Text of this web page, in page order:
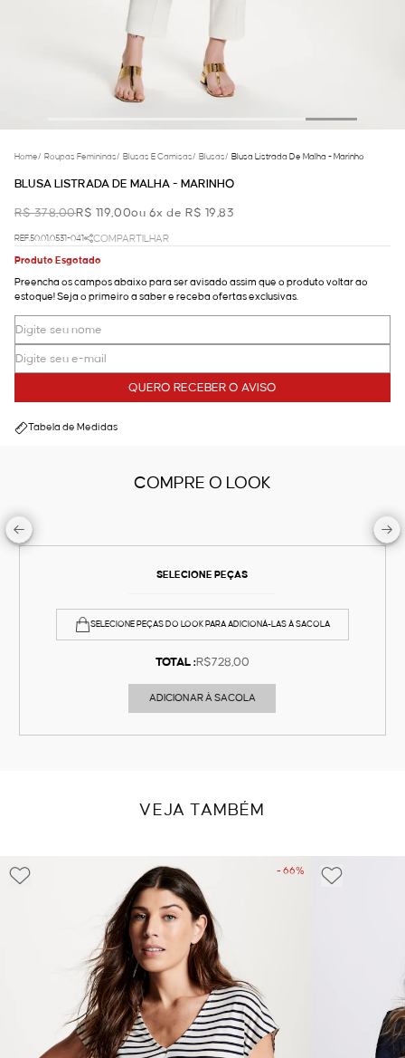
Home/ Roupas Femininas/ Blusas E Camisas/ Blusas/ Blusa Listrada De Malha - Marinho
BLUSA LISTRADA DE MALHA - MARINHO
R$ 378,00R$ 119,00ou 6x de R$ 19,83
REF.50.01.0531-041
COMPARTILHAR
Produto Esgotado
Preencha os campos abaixo para ser avisado assim que o produto voltar ao
estoque! Seja o primeiro a saber e receba ofertas exclusivas.
QUERO RECEBER O AVISO
Tabela de Medidas
COMPRE O LOOK
SELECIONE PEÇAS
SELECIONE PEÇAS DO LOOK PARA ADICIONÁ-LAS À SACOLA
TOTAL :R$728,00
ADICIONAR À SACOLA
VEJA TAMBÉM
- 66%